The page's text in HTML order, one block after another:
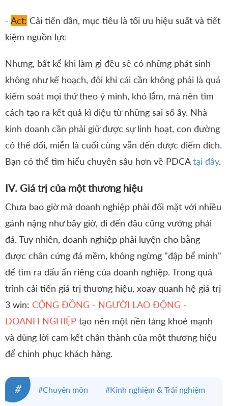
- Act: Cải tiến dần, mục tiêu là tối ưu hiệu suất và tiết
kiệm nguồn lực
Nhưng, bất kể khi làm gì đều sẽ có những phát sinh
không như kế hoạch, đôi khi cái cần không phải là quá
kiểm soát mọi thứ theo ý mình, khó lắm, mà nên tìm
cách tạo ra kết quả kì diệu từ những sai số ấy. Nhà
kinh doanh cần phải giữ được sự linh hoạt, con đường
có thể đổi, miễn là cuối cùng vẫn đến được điểm đích.
Bạn có thể tìm hiểu chuyên sâu hơn về PDCAtại đây.
IV. Giá trị của một thương hiệu
Chưa bao giờ mà doanh nghiệp phải đối mặt với nhiều
gánh nặng như bây giờ, đi đến đâu cũng vướng phải
đá. Tuy nhiên, doanh nghiệp phải luyện cho bằng
được chân cứng đá mềm, không ngừng "đập bể mình"
để tìm ra dấu ấn riêng của doanh nghiệp. Trong quá
trình cải tiến giá trị thương hiệu, xoay quanh hệ giá trị
3 win: CỘNG ĐỒNG - NGƯỜI LAO ĐỘNG -
DOANH NGHIỆP tạo nên một nền tảng khoẻ mạnh
và dùng lời cam kết chân thành của một thương hiệu
để chinh phục khách hàng.
# #Chuyên môn #Kinh nghiệm & Trải nghiệm